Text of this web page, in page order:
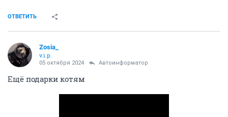
ОТВЕТИТЬ
Zosia_
v.i.p.
05 октября 2024 Автоинформатор
Ещё подарки котям